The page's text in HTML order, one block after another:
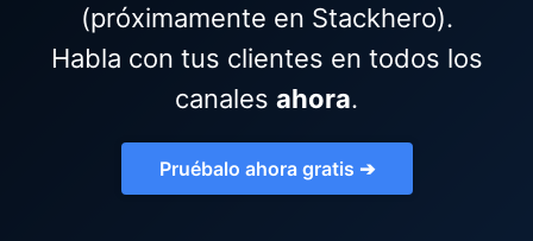
(próximamente en Stackhero).
Habla con tus clientes en todos los
canales ahora.
Pruébalo ahora gratis ➔